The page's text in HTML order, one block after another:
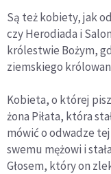
Są też kobiety, jak
czy Herodiada i
królestwie Bożym,
ziemskiego
Kobieta, o której
żona Piłata, która
mówić o odwadze
swemu mężowi i
Głosem, który on